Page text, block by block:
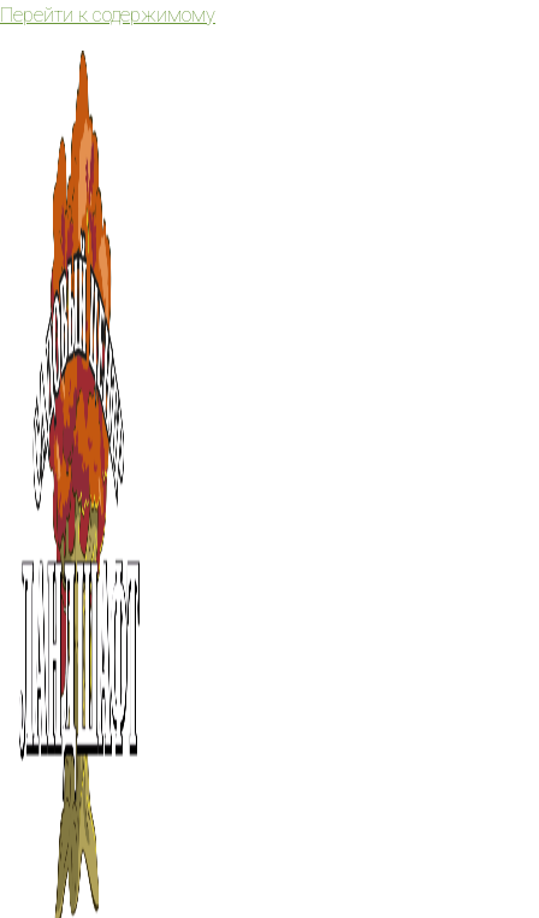
Перейти к содержимому